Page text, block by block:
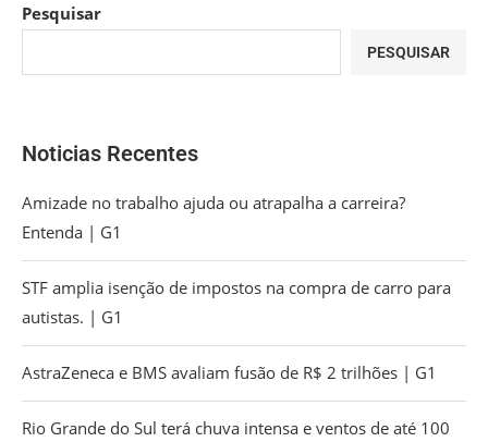
Pesquisar
PESQUISAR
Noticias Recentes
Amizade no trabalho ajuda ou atrapalha a carreira?
Entenda | G1
STF amplia isenção de impostos na compra de carro para
autistas. | G1
AstraZeneca e BMS avaliam fusão de R$ 2 trilhões | G1
Rio Grande do Sul terá chuva intensa e ventos de até 100